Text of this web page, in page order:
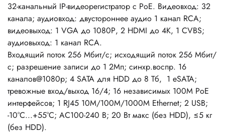
32-канальный IP-видеорегистратор c PoE. Видеовход: 32
канала; аудиовход: двустороннее аудио 1 канал RCA;
видеовыход: 1 VGA до 1080Р, 2 HDMI до 4К, 1 CVBS;
аудиовыход: 1 канал RCA.
Входящий поток 256 Мбит/с; исходящий поток 256 Мбит/
с; разрешение записи до 1 2Мп; синхр.воспр. 16
каналов@1080р; 4 SATA для HDD до 8 Тб, 1 eSATA;
тревожные вход/выход 16/4; 16 независимых 100M PoE
интерфейсов; 1 RJ45 10M/100M/1000M Ethernet; 2 USB;
-10°C...+55°C; AC100-240 В; 20 Вт макс (без HDD), ≤5 кг
(без HDD).